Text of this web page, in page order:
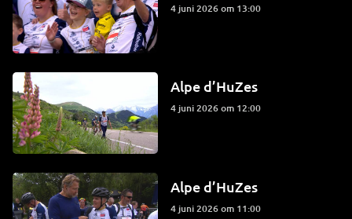
4 juni 2026 om 13:00
Alpe d’HuZes
4 juni 2026 om 12:00
Alpe d’HuZes
4 juni 2026 om 11:00